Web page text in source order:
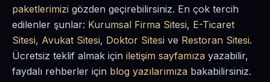
paketlerimizi gözden geçirebilirsiniz. En çok tercih
edilenler şunlar: Kurumsal Firma Sitesi, E-Ticaret
Sitesi, Avukat Sitesi, Doktor Sitesi ve Restoran Sitesi.
Ücretsiz teklif almak için iletişim sayfamıza yazabilir,
faydalı rehberler için blog yazılarımıza bakabilirsiniz.